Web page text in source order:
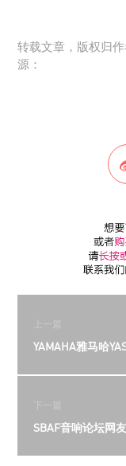
转载文章，版权归
源：
上一篇
YAMAHA雅马哈
下一篇
SBAF音响论坛网